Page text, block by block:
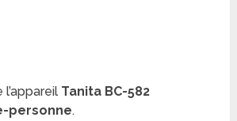
Tanita BC-582
personne.